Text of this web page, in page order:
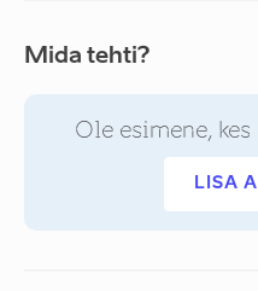
Mida tehti?
Ole esimene,
LISA